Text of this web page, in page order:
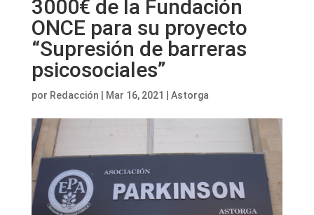
3000€ de la Fundación
ONCE para su proyecto
“Supresión de barreras
psicosociales”
por Redacción Mar 16, 2021 Astorga